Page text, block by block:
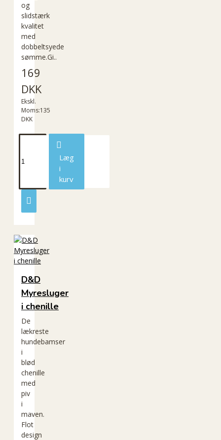
og
slidstærk
kvalitet
med
dobbeltsyede
sømme.Gi..
169
DKK
Ekskl.
Moms:135
DKK
Læg
i
kurv
D&D
Myresluger
i chenille
De
lækreste
hundebamser
i
blød
chenille
med
piv
i
maven.
Flot
design